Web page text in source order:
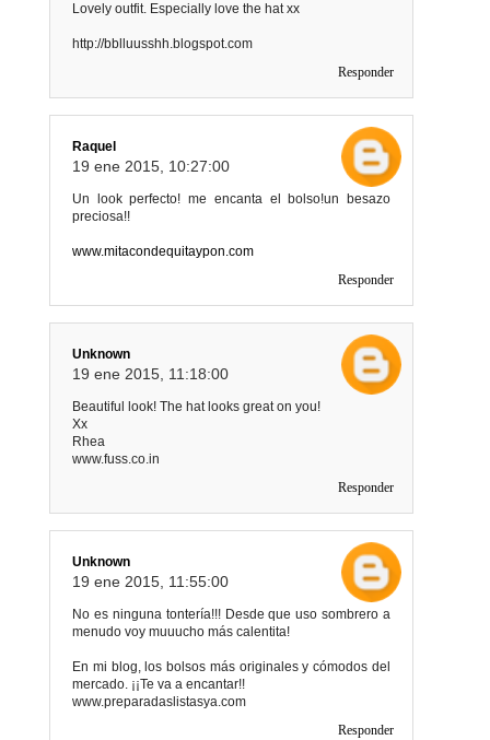
Lovely outfit. Especially love the hat xx
http://bblluusshh.blogspot.com
Responder
Raquel
19 ene 2015, 10:27:00
Un look perfecto! me encanta el bolso!un besazo
preciosa!!
www.mitacondequitaypon.com
Responder
Unknown
19 ene 2015, 11:18:00
Beautiful look! The hat looks great on you!
Xx
Rhea
www.fuss.co.in
Responder
Unknown
19 ene 2015, 11:55:00
No es ninguna tontería!!! Desde que uso sombrero a
menudo voy muuucho más calentita!
En mi blog, los bolsos más originales y cómodos del
mercado. ¡¡Te va a encantar!!
www.preparadaslistasya.com
Responder